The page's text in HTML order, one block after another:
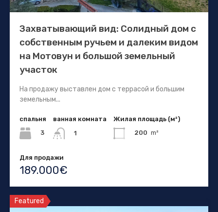
Захватывающий вид: Солидный дом с
собственным ручьем и далеким видом
на Мотовун и большой земельный
участок
На продажу выставлен дом с террасой и большим
земельным...
спальня
3
ванная комната
1
Жилая площадь (м²)
200 m²
Для продажи
189.000€
Featured